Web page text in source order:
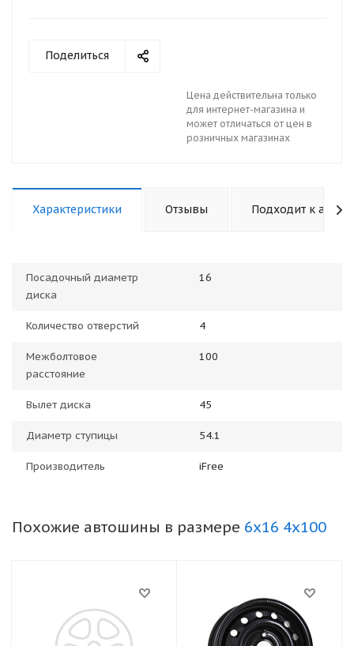
Поделиться
Цена действительна только
для интернет-магазина и
может отличаться от цен в
розничных магазинах
Характеристики Отзывы Подходит к авто
Посадочный диаметр
диска
16
Количество отверстий 4
Межболтовое
расстояние
100
Вылет диска 45
Диаметр ступицы 54.1
Производитель iFree
Похожие автошины в размере 6x16 4x100